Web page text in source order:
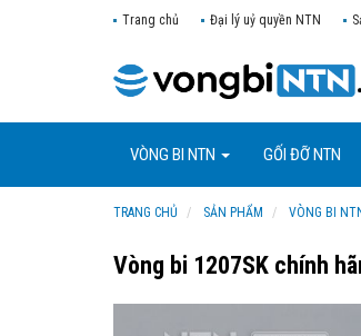
Trang chủ Đại lý uỷ quyền NTN
VÒNG BI NTN GỐI ĐỠ NTN
TRANG CHỦ SẢN PHẨM VÒNG BI
Vòng bi 1207SK chính